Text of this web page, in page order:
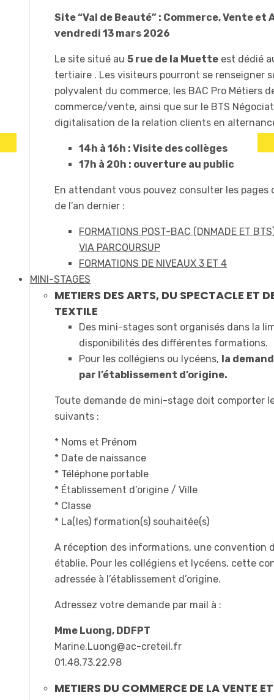
Site “Val de Beauté” : Commerce, Vente et
vendredi 13 mars 2026
Le site situé au 5 rue de la Muette est dédié
tertiaire . Les visiteurs pourront se renseigner
polyvalent du commerce, les BAC Pro Métiers
commerce/vente, ainsi que sur le BTS
digitalisation de la relation clients en
14h à 16h : Visite des collèges
17h à 20h : ouverture au public
En attendant vous pouvez consulter les pages
de l’an dernier :
FORMATIONS POST-BAC (DNMADE ET
VIA PARCOURSUP
FORMATIONS DE NIVEAUX 3 ET 4
MINI-STAGES
METIERS DES ARTS, DU SPECTACLE ET
TEXTILE
Des mini-stages sont organisés dans la
disponibilités des différentes formations.
Pour les collégiens ou lycéens, la
par l’établissement d’origine.
Toute demande de mini-stage doit comporter
suivants :
* Noms et Prénom
* Date de naissance
* Téléphone portable
* Établissement d’origine / Ville
* Classe
* La(les) formation(s) souhaitée(s)
A réception des informations, une convention
établie. Pour les collégiens et lycéens, cette
adressée à l’établissement d’origine.
Adressez votre demande par mail à :
Mme Luong, DDFPT
Marine.Luong@ac-creteil.fr
01.48.73.22.98
METIERS DU COMMERCE DE LA VENTE